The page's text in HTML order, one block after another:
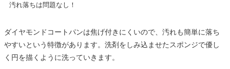
汚れ落ちは問題なし！
ダイヤモンドコートパンは焦げ付きにくいので、汚れも簡単に落ち
やすいという特徴があります。洗剤をしみ込ませたスポンジで優し
く円を描くように洗っていきます。